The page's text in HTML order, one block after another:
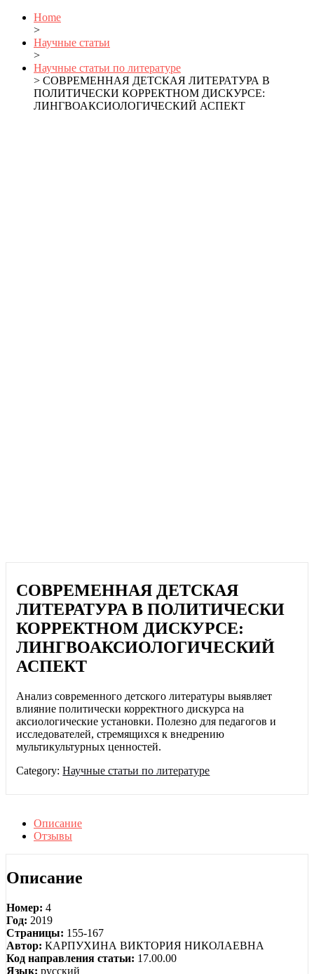
Home
>
Научные статьи
>
Научные статьи по литературе
> СОВРЕМЕННАЯ ДЕТСКАЯ ЛИТЕРАТУРА В
ПОЛИТИЧЕСКИ КОРРЕКТНОМ ДИСКУРСЕ:
ЛИНГВОАКСИОЛОГИЧЕСКИЙ АСПЕКТ
СОВРЕМЕННАЯ ДЕТСКАЯ
ЛИТЕРАТУРА В ПОЛИТИЧЕСКИ
КОРРЕКТНОМ ДИСКУРСЕ:
ЛИНГВОАКСИОЛОГИЧЕСКИЙ
АСПЕКТ
Анализ современного детского литературы выявляет
влияние политически корректного дискурса на
аксиологические установки. Полезно для педагогов и
исследователей, стремящихся к внедрению
мультикультурных ценностей.
Category:Научные статьи по литературе
Описание
Отзывы
Описание
Номер: 4
Год: 2019
Страницы: 155-167
Автор: КАРПУХИНА ВИКТОРИЯ НИКОЛАЕВНА
Код направления статьи: 17.00.00
Язык: русский